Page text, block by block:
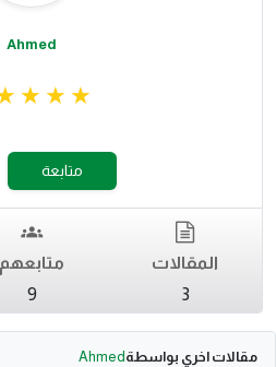
Ahmed
متابعة
المقالات
3
متابعهم
9
مقالات اخري بواسطة Ahmed